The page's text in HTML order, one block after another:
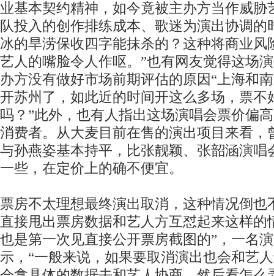
业基本契约精神，如今竟被主办方当作威胁
队投入的创作排练成本、歌迷为演出协调的
冰的旱涝保收四字能抹杀的？这种将商业风
艺人的嘴脸令人作呕。”也有网友觉得这场
办方没有做好市场前期评估的原因“上海和
开苏州了，如此近的时间开这么多场，票不
吗？”此外，也有人指出这场演唱会票价偏
消费者。从大麦目前在售的演出项目来看，
与孙燕姿基本持平，比张靓颖、张韶涵演唱
一些，在定价上的确不便宜。
票房不太理想最终演出取消，这种情况倒也
直接甩出票房数据和艺人方互怼起来这样的
也是第一次见直接公开票房截图的”，一名
示，“一般来说，如果要取消演出也会和艺